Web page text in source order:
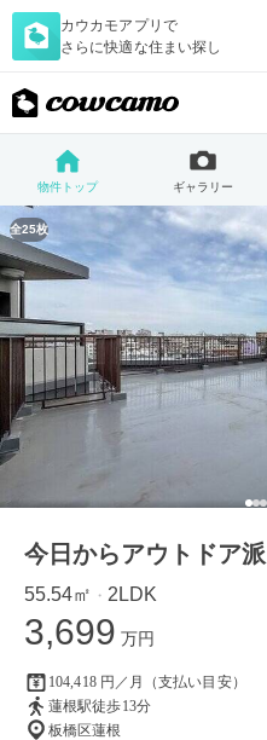
カウカモアプリで
さらに快適な住まい探し
物件トップ ギャラリー
全25枚
今日からアウトドア派
55.54㎡ ・ 2LDK
3,699 万円
104,418 円／月（支払い目安）
蓮根駅徒歩13分
板橋区蓮根